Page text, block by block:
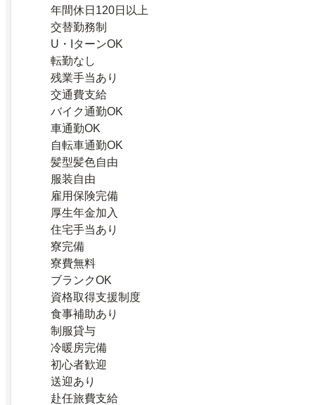
年間休日120日以上
交替勤務制
U・IターンOK
転勤なし
残業手当あり
交通費支給
バイク通勤OK
車通勤OK
自転車通勤OK
髪型髪色自由
服装自由
雇用保険完備
厚生年金加入
住宅手当あり
寮完備
寮費無料
ブランクOK
資格取得支援制度
食事補助あり
制服貸与
冷暖房完備
初心者歓迎
送迎あり
赴任旅費支給